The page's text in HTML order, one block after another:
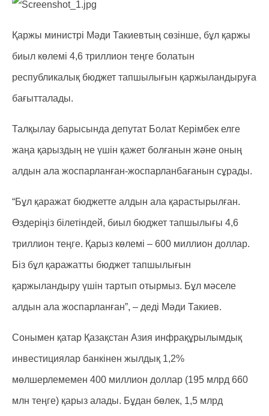
Қаржы министрі Мәди Такиевтың сөзінше, бұл қаржы
биыл көлемі 4,6 триллион теңге болатын
республикалық бюджет тапшылығын қаржыландыруға
бағытталады.
Талқылау барысында депутат Болат Керімбек елге
жаңа қарыздың не үшін қажет болғанын және оның
алдын ала жоспарланған-жоспарланбағанын сұрады.
“Бұл қаражат бюджетте алдын ала қарастырылған.
Өздеріңіз білетіндей, биыл бюджет тапшылығы 4,6
триллион теңге. Қарыз көлемі – 600 миллион доллар.
Біз бұл қаражатты бюджет тапшылығын
қаржыландыру үшін тартып отырмыз. Бұл мәселе
алдын ала жоспарланған”, – деді Мәди Такиев.
Сонымен қатар Қазақстан Азия инфрақұрылымдық
инвестициялар банкінен жылдық 1,2%
мөлшерлемемен 400 миллион доллар (195 млрд 660
млн теңге) қарыз алады. Бұдан бөлек, 1,5 млрд